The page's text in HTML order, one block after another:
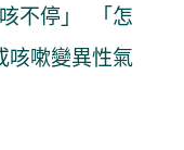
不停」 「怎
咳嗽變異性氣